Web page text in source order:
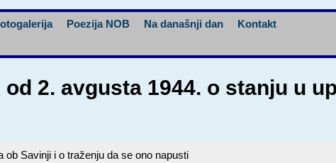
Poezija NOB Na današnji dan
Kontakt
2. avgusta 1944. o stanju u
Savinji i o traženju da se ono napusti